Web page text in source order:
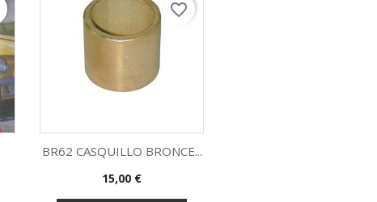
Vista rápida
BR62 CASQUILLO BRONCE...
Precio
15,00 €
favorite_border